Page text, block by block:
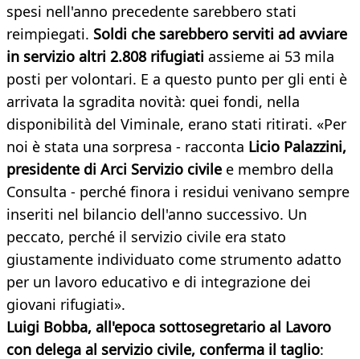
spesi nell'anno precedente sarebbero stati
reimpiegati. Soldi che sarebbero serviti ad avviare
in servizio altri 2.808 rifugiati assieme ai 53 mila
posti per volontari. E a questo punto per gli enti è
arrivata la sgradita novità: quei fondi, nella
disponibilità del Viminale, erano stati ritirati. «Per
noi è stata una sorpresa - racconta Licio Palazzini,
presidente di Arci Servizio civile e membro della
Consulta - perché finora i residui venivano sempre
inseriti nel bilancio dell'anno successivo. Un
peccato, perché il servizio civile era stato
giustamente individuato come strumento adatto
per un lavoro educativo e di integrazione dei
giovani rifugiati».
Luigi Bobba, all'epoca sottosegretario al Lavoro
con delega al servizio civile, conferma il taglio: